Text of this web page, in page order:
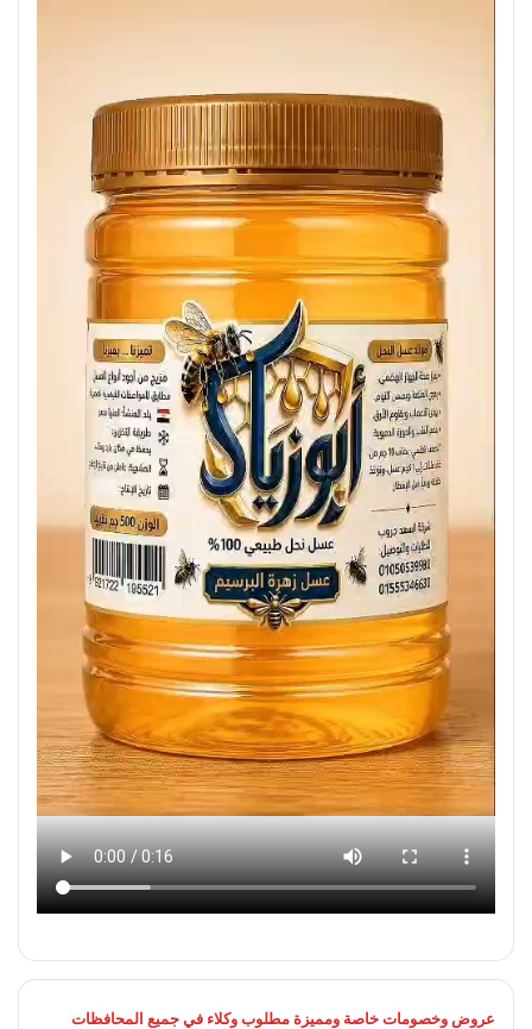
عروض وخصومات خاصة ومميزة مطلوب وكلاء في جميع المحافظات